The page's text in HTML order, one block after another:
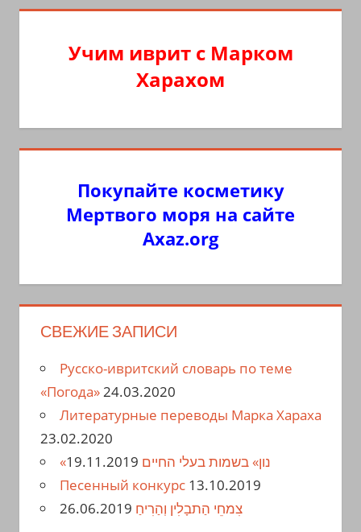
Учим иврит с Марком
Харахом
Покупайте косметику
Мертвого моря на сайте
Axaz.org
СВЕЖИЕ ЗАПИСИ
Русско-ивритский словарь по теме
«Погода»24.03.2020
Литературные переводы Марка Хараха
23.02.2020
«נון» בשמות בעלי החיים 19.11.2019
Песенный конкурс 13.10.2019
צִמחֵי הַתבָלִין וְהַרִיחַ 26.06.2019